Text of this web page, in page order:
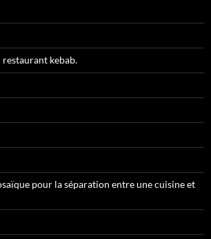
kebab.
pour la séparation entre une cuisine et